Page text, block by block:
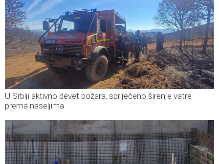
U Srbiji aktivno devet požara, spriječeno širenje vatre
prema naseljima